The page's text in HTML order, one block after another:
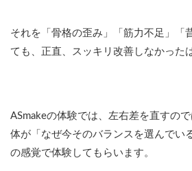
それを「骨格の歪み」「筋力不足」「
ても、正直、スッキリ改善しなかった
ASmakeの体験では、左右差を直すので
体が「なぜ今そのバランスを選んでい
の感覚で体験してもらいます。